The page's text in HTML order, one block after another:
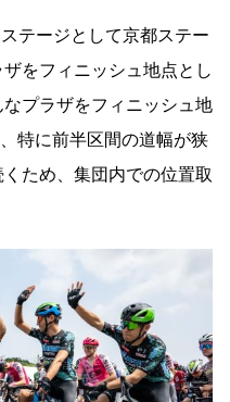
テージとして京都ステー
をフィニッシュ地点とし
プラザをフィニッシュ地
特に前半区間の道幅が狭
ため、集団内での位置取